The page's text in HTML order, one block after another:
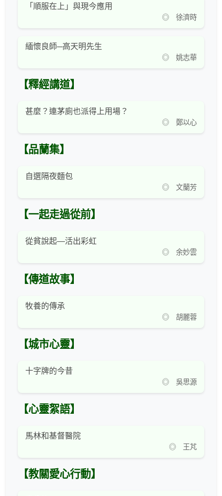
「順服在上」與現今應用
◎ 徐濟時
緬懷良師─高天明先生
◎ 姚志華
【釋經講道】
甚麼？連茅廁也派得上用場？
◎ 鄭以心
【品蘭集】
自選隔夜麵包
◎ 文蘭芳
【一起走過從前】
從貧說起—活出彩虹
◎ 余妙雲
【傳道故事】
牧養的傳承
◎ 胡麗蓉
【城市心靈】
十字牌的今昔
◎ 吳思源
【心靈絮語】
馬林和基督醫院
◎ 王芃
【教關愛心行動】